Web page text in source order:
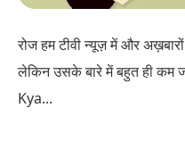
रोज हम टीवी न्यूज़ में और
लेकिन उसके बारे में बहुत ही कम
Kya...